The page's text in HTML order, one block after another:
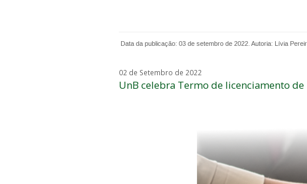
Data da publicação: 03 de setembro de 2022. Autoria: Lívia
02 de Setembro de 2022
UnB celebra Termo de licenciamento